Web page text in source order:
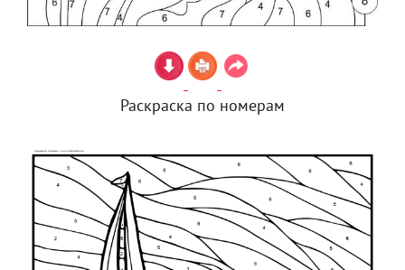
Раскраска по номерам